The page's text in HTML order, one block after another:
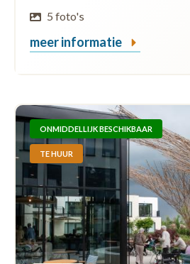
5 foto's
meer informatie
ONMIDDELLIJK BESCHIKBAAR
TE HUUR